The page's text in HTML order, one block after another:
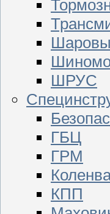
ШРУС
ГБЦ
ГРМ
КПП